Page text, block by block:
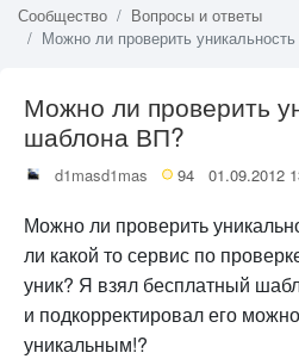
Сообщество
Вопросы и ответы
Можно ли проверить
Можно ли проверить
шаблона ВП?
d1masd1mas 94 01.09.2012
Можно ли проверить
ли какой то сервис по
уник? Я взял бесплатный
и подкорректировал его
уникальным!?